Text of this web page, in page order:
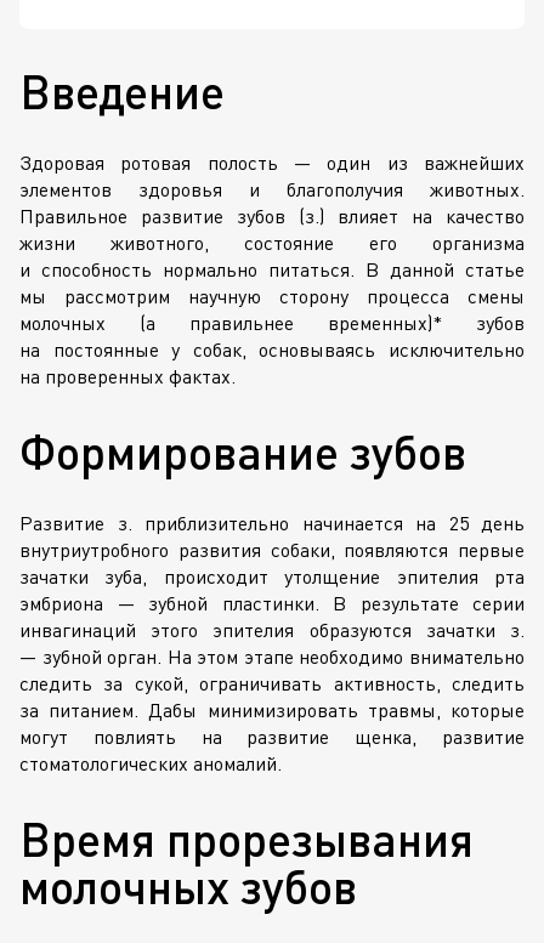
Введение
Здоровая ротовая полость — один из важнейших
элементов здоровья и благополучия животных.
Правильное развитие зубов (з.) влияет на качество
жизни животного, состояние его организма
и способность нормально питаться. В данной статье
мы рассмотрим научную сторону процесса смены
молочных (а правильнее временных)* зубов
на постоянные у собак, основываясь исключительно
на проверенных фактах.
Формирование зубов
Развитие з. приблизительно начинается на 25 день
внутриутробного развития собаки, появляются первые
зачатки зуба, происходит утолщение эпителия рта
эмбриона — зубной пластинки. В результате серии
инвагинаций этого эпителия образуются зачатки з.
— зубной орган. На этом этапе необходимо внимательно
следить за сукой, ограничивать активность, следить
за питанием. Дабы минимизировать травмы, которые
могут повлиять на развитие щенка, развитие
стоматологических аномалий.
Время прорезывания
молочных зубов